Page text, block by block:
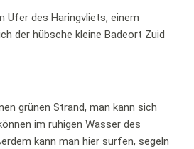
des Haringvliets, einem
der hübsche kleine Badeort Zuid
grünen Strand, man kann sich
im ruhigen Wasser des
kann man hier surfen, segeln